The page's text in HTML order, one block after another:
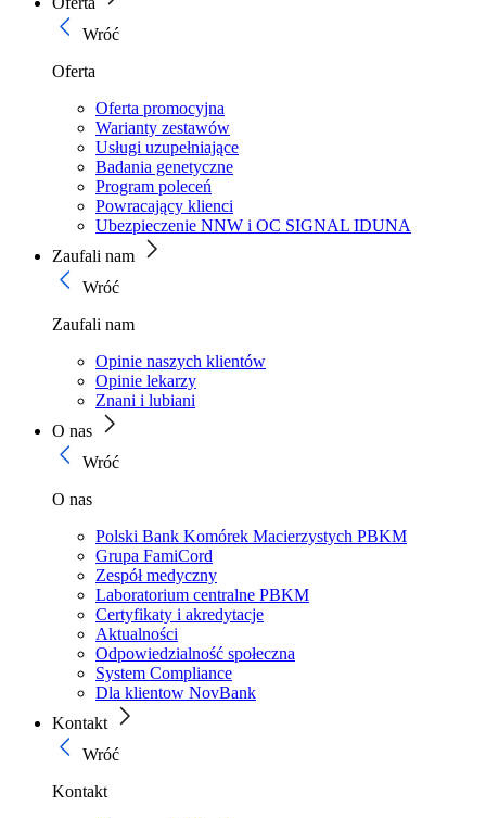
Wróć
Oferta
Oferta promocyjna
Warianty zestawów
Usługi uzupełniające
Badania genetyczne
Program poleceń
Powracający klienci
Ubezpieczenie NNW i OC SIGNAL IDUNA
Zaufali nam
Wróć
Zaufali nam
Opinie naszych klientów
Opinie lekarzy
Znani i lubiani
O nas
Wróć
O nas
Polski Bank Komórek Macierzystych PBKM
Grupa FamiCord
Zespół medyczny
Laboratorium centralne PBKM
Certyfikaty i akredytacje
Aktualności
Odpowiedzialność społeczna
System Compliance
Dla klientow NovBank
Kontakt
Wróć
Kontakt